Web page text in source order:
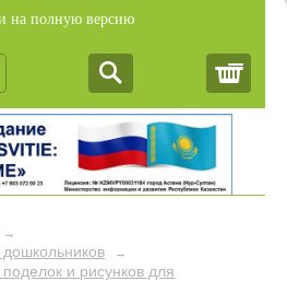
на полную версию
→
дошкольников →
и рисунков для дошкольников